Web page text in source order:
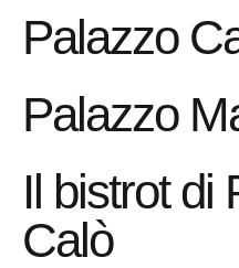
Palazzo
Palazzo
Il bistrot di
Calò